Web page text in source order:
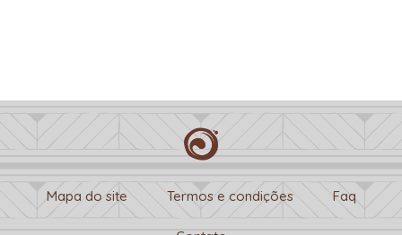
Mapa do site Termos e condições Faq